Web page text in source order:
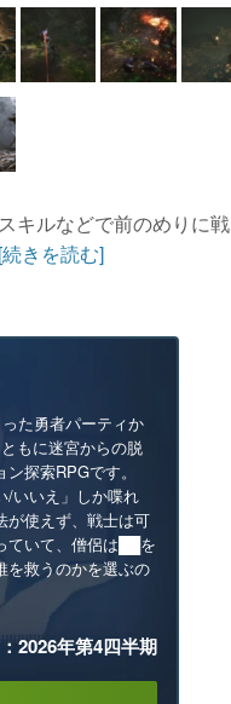
キルなどで前のめりに戦
[続きを読む]
た勇者パーティか
もに迷宮からの脱
探索RPGです。
/いいえ」しか喋れ
が使えず、戦士は可
ていて、僧侶は██を
を救うのかを選ぶの
2026年第4四半期